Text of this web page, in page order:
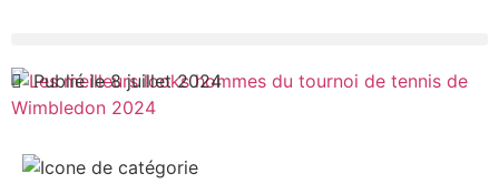
Publié le 8 juillet 2024